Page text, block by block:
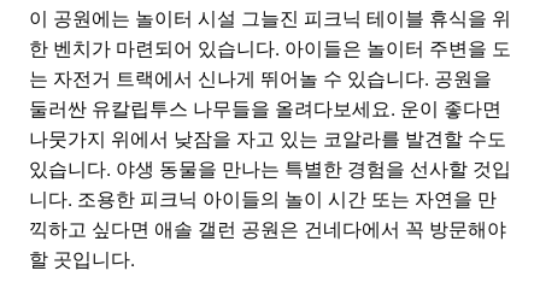
이 공원에는 놀이터 시설 그늘진 피크닉 테이블 휴식을 위
한 벤치가 마련되어 있습니다. 아이들은 놀이터 주변을 도
는 자전거 트랙에서 신나게 뛰어놀 수 있습니다. 공원을
둘러싼 유칼립투스 나무들을 올려다보세요. 운이 좋다면
나뭇가지 위에서 낮잠을 자고 있는 코알라를 발견할 수도
있습니다. 야생 동물을 만나는 특별한 경험을 선사할 것입
니다. 조용한 피크닉 아이들의 놀이 시간 또는 자연을 만
끽하고 싶다면 애솔 갤런 공원은 건네다에서 꼭 방문해야
할 곳입니다.